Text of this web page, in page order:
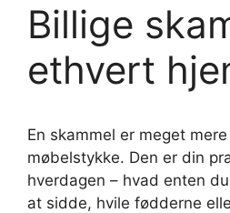
Billige
ethvert
En skammel er meget
møbelstykke. Den er din
hverdagen – hvad enten
at sidde, hvile fødderne